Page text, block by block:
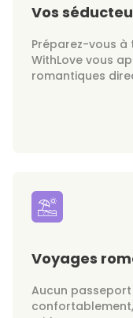
Vos
Préparez-vous à
WithLove vous
romantiques
Voyages
Aucun